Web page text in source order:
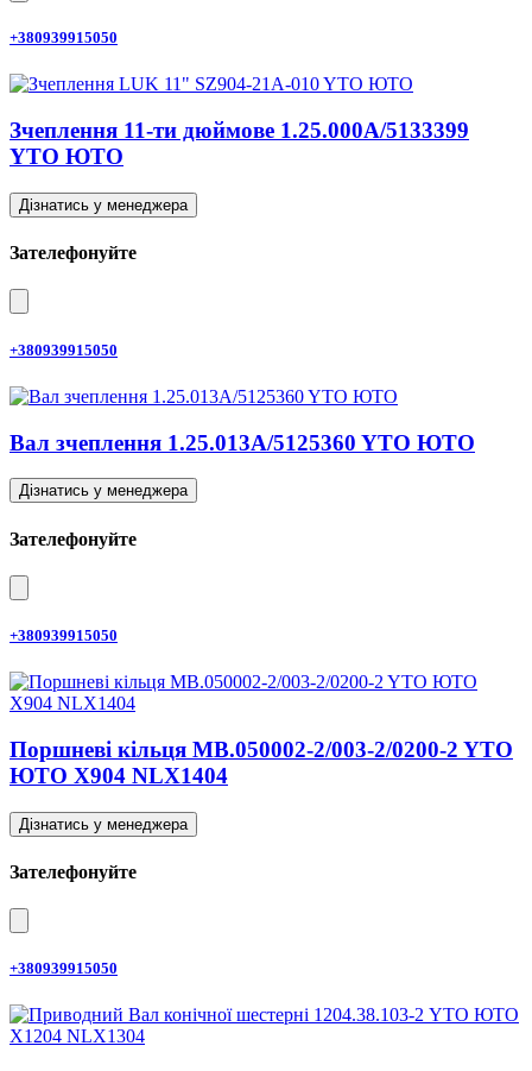
+380939915050
Зчеплення 11-ти дюймове 1.25.000A/5133399
YTO ЮТО
Дізнатись у менеджера
Зателефонуйте
+380939915050
Вал зчеплення 1.25.013A/5125360 YTO ЮТО
Дізнатись у менеджера
Зателефонуйте
+380939915050
Поршневі кільця MB.050002-2/003-2/0200-2 YTO
ЮТО X904 NLX1404
Дізнатись у менеджера
Зателефонуйте
+380939915050